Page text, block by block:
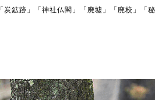
鉱跡」「神社仏閣」「廃墟」「廃校」「